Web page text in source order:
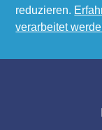
reduzieren.
verarbeitet